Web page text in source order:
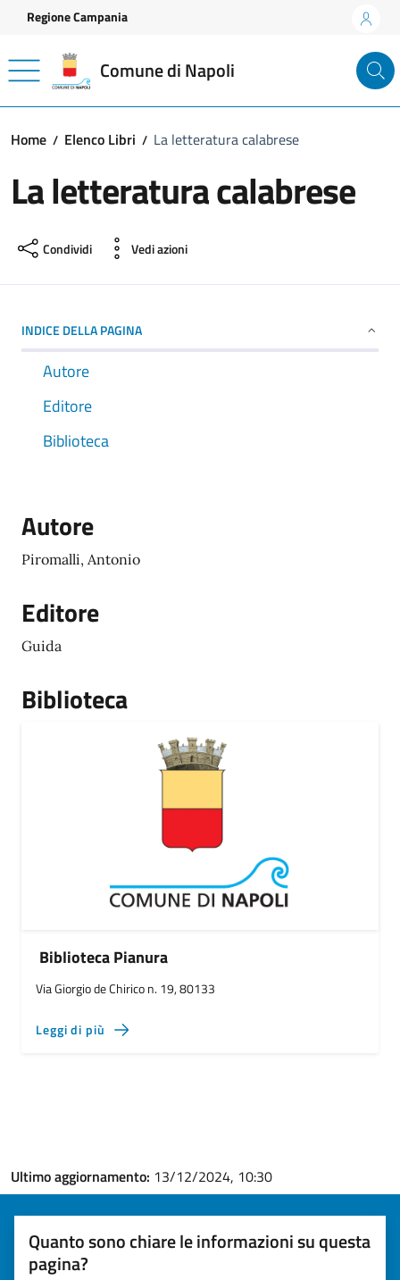
Vai ai contenuti
Vai al footer
Regione Campania
Comune di Napoli
Home Elenco Libri La letteratura calabrese
La letteratura calabrese
Condividi Vedi azioni
INDICE DELLA PAGINA
Autore
Editore
Biblioteca
Autore
Piromalli, Antonio
Editore
Guida
Biblioteca
Biblioteca Pianura
Via Giorgio de Chirico n. 19, 80133
Leggi di più
Ultimo aggiornamento: 13/12/2024, 10:30
Quanto sono chiare le informazioni su questa
pagina?